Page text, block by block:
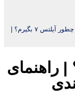
چطور آیلتس ۷ بگیرم؟ |
بگیرم؟ | راهنمای